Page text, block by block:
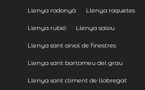
Llenya rodonyà Llenya roquetes
Llenya rubió Llenya salou
Llenya sant aniol de finestres
Llenya sant bartomeu del grau
Llenya sant climent de llobregat